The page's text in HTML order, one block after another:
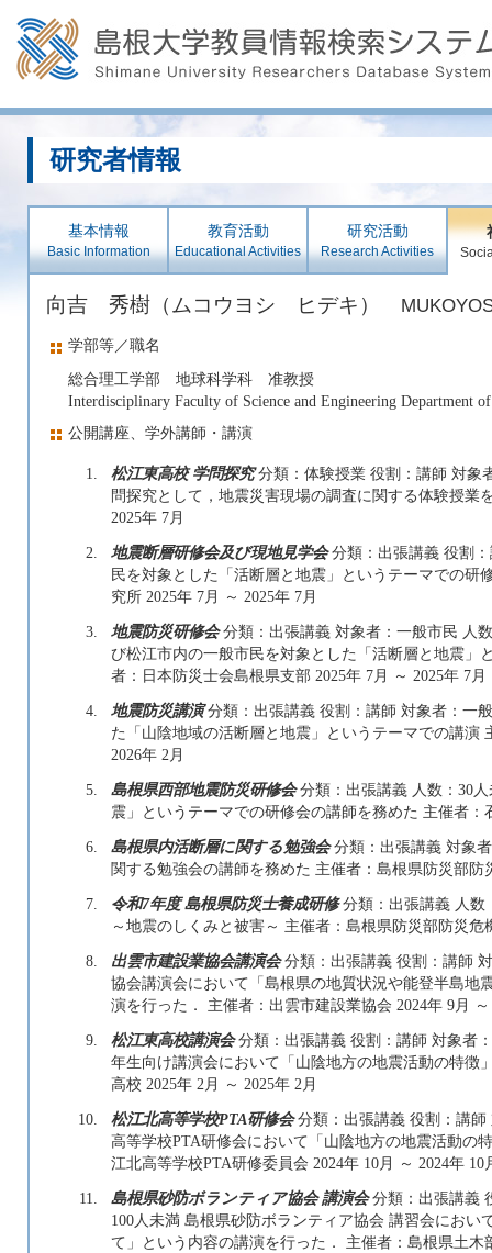
研究者情報
基本情報
Basic Information
教育活動
Educational Activities
研究活動
Research Activities
向吉 秀樹（ムコウヨシ ヒデキ）
学部等／職名
総合理工学部 地球科学科 准教授
Interdisciplinary Faculty of Science and Engineering Department
公開講座、学外講師・講演
1. 松江東高校 学問探究分類：体験授業 役割：講師 対象
問探究として，地震災害現場の調査に関する体験授業
2025年 7月
2.
地震断層研修会及び現地見学会分類：出張講義 役割
民を対象とした「活断層と地震」というテーマでの研
究所 2025年 7月 ～ 2025年 7月
3.
地震防災研修会分類：出張講義 対象者：一般市民 人
び松江市内の一般市民を対象とした「活断層と地震」
者：日本防災士会島根県支部 2025年 7月 ～ 2025年 7月
4.
地震防災講演分類：出張講義 役割：講師 対象者：一
た「山陰地域の活断層と地震」というテーマでの講演
2026年 2月
5.
島根県西部地震防災研修会分類：出張講義 人数：30
震」というテーマでの研修会の講師を務めた 主催者：
6.
島根県内活断層に関する勉強会分類：出張講義 対象
関する勉強会の講師を務めた 主催者：島根県防災部防
7.
令和7年度 島根県防災士養成研修分類：出張講義 人数
～地震のしくみと被害～ 主催者：島根県防災部防災危
8.
出雲市建設業協会講演会分類：出張講義 役割：講師
協会講演会において「島根県の地質状況や能登半島地
演を行った． 主催者：出雲市建設業協会 2024年 9月 ～
9.
松江東高校講演会分類：出張講義 役割：講師 対象者
年生向け講演会において「山陰地方の地震活動の特徴
高校 2025年 2月 ～ 2025年 2月
10.
松江北高等学校PTA研修会分類：出張講義 役割：講師
高等学校PTA研修会において「山陰地方の地震活動の
江北高等学校PTA研修委員会 2024年 10月 ～ 2024年 10
11.
島根県砂防ボランティア協会 講演会分類：出張講義
100人未満 島根県砂防ボランティア協会 講習会におい
て」という内容の講演を行った． 主催者：島根県土木